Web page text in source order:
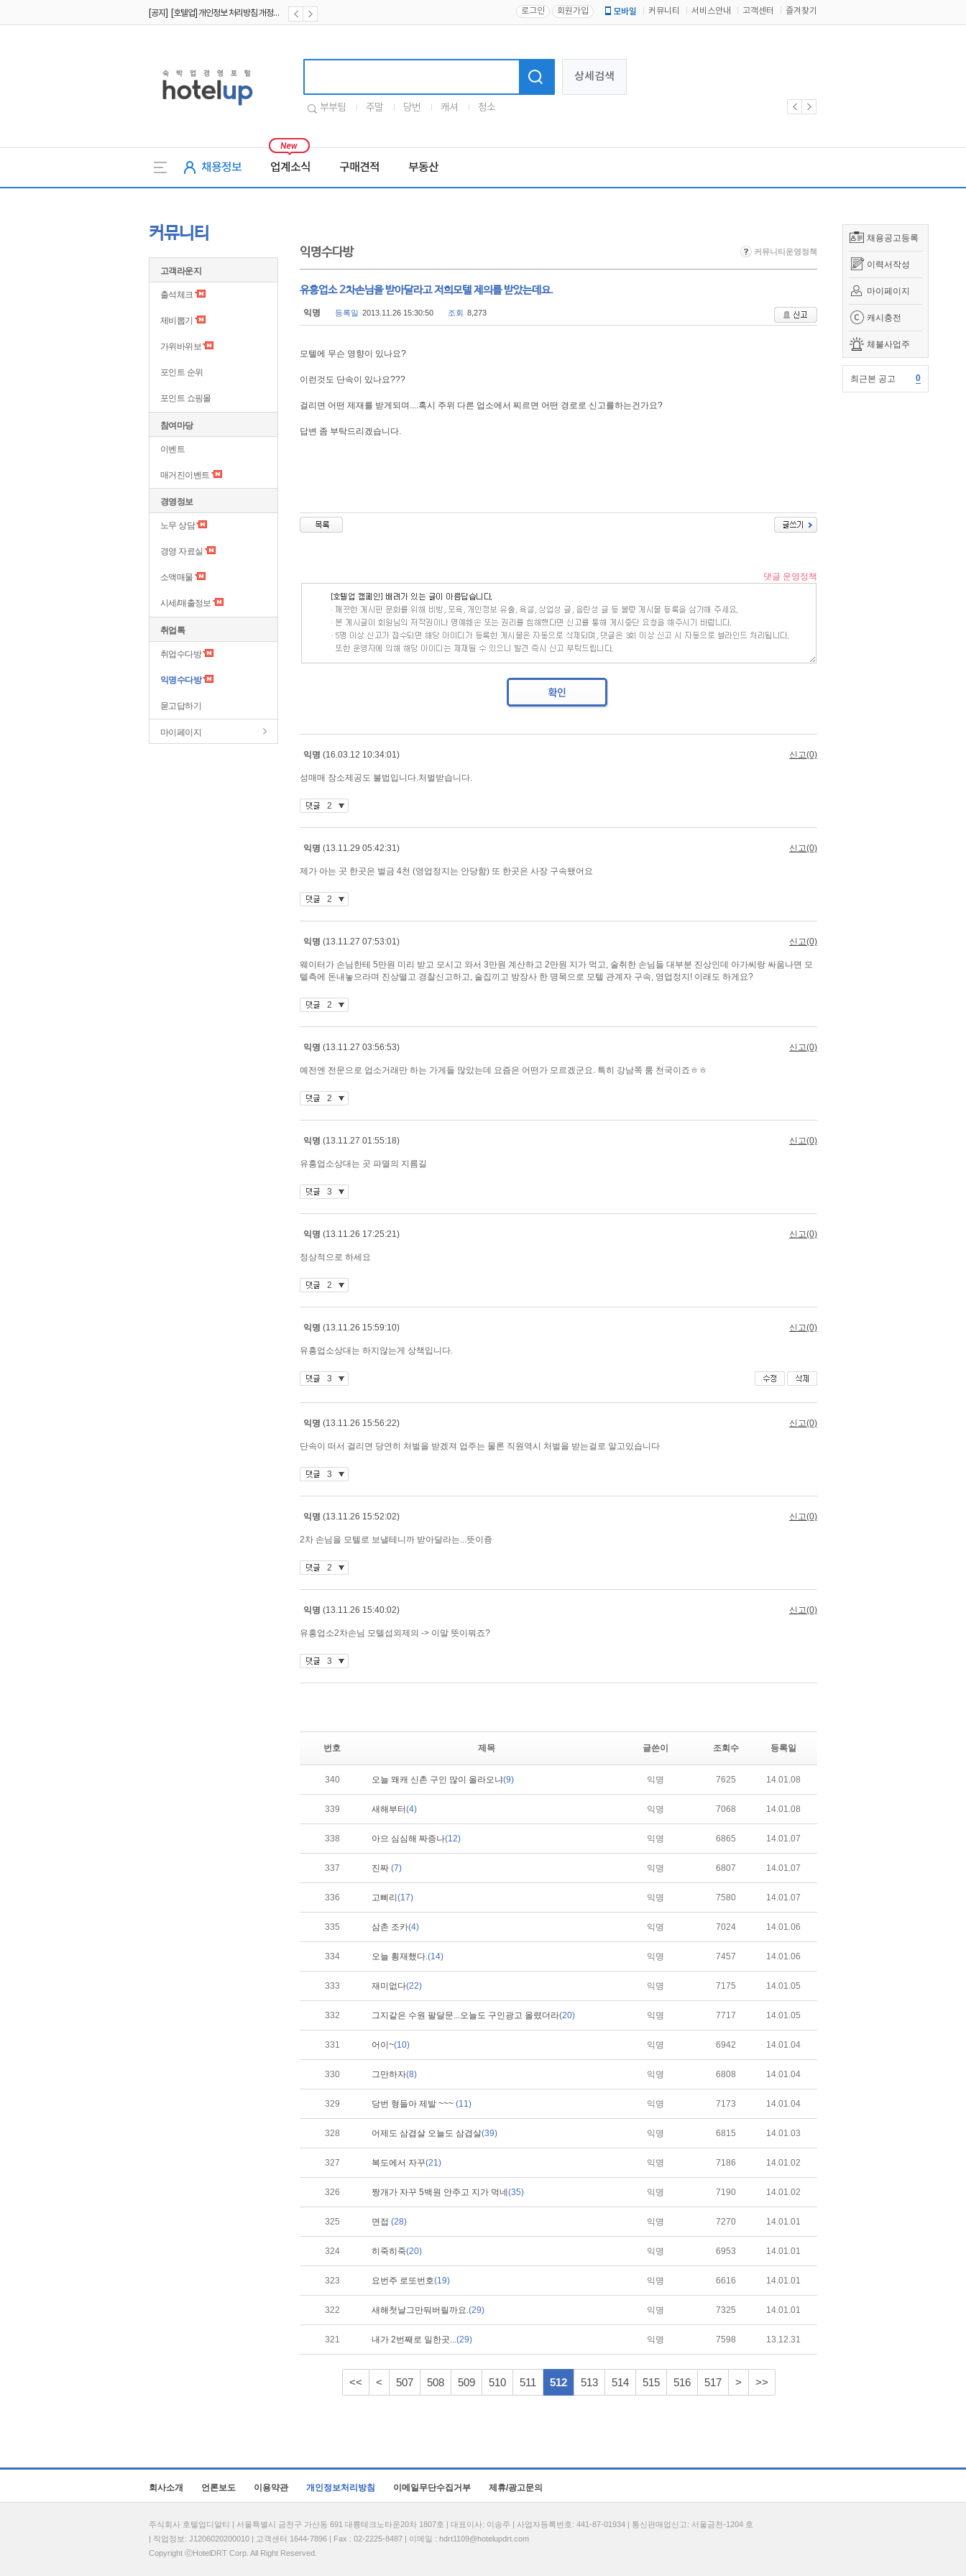
로그인 회원가입 모바일 커뮤니티 서비스안내 고객센터 즐겨찾기
상세검색
부부팀 주말 당번 캐셔 청소
채용정보 업계소식 구매견적 부동산
채용공고등록
이력서작성
마이페이지
캐시충전
체불사업주
최근본 공고 0
커뮤니티
고객라운지
출석체크
제비뽑기
가위바위보
포인트 순위
포인트 쇼핑몰
참여마당
이벤트
매거진이벤트
경영정보
노무 상담
경영 자료실
소액매물
시세/매출정보
취업톡
취업수다방
익명수다방
묻고답하기
마이페이지
익명수다방 커뮤니티운영정책
유흥업소 2차손님을 받아달라고 저희모텔 제의를 받았는데요.
익명 등록일 2013.11.26 15:30:50 조회 8,273
모텔에 무슨 영향이 있나요?
이런것도 단속이 있나요???
걸리면 어떤 제재를 받게되며....혹시 주위 다른 업소에서 찌르면 어떤 경로로 신고를하는건가요?
답변 좀 부탁드리겠습니다.
번호 제목 글쓴이 조회수 등록일
340 오늘 왜캐 신촌 구인 많이 올라오냐(9) 익명 7625 14.01.08
339 새해부터(4) 익명 7068 14.01.08
338 아으 심심해 짜증나(12) 익명 6865 14.01.07
337 진짜 (7) 익명 6807 14.01.07
336 고삐리 (17) 익명 7580 14.01.07
335 삼촌 조카(4) 익명 7024 14.01.06
334 오늘 횡재했다.(14) 익명 7457 14.01.06
333 재미없다(22) 익명 7175 14.01.05
332 그지같은 수원 팔달문...오늘도 구인광고 올렸더라(20) 익명 7717 14.01.05
331 어이~(10) 익명 6942 14.01.04
330 그만하자(8) 익명 6808 14.01.04
329 당번 형들아 제발 ~~~ (11) 익명 7173 14.01.04
328 어제도 삼겹살 오늘도 삼겹살(39) 익명 6815 14.01.03
327 복도에서 자꾸(21) 익명 7186 14.01.02
326 짱개가 자꾸 5백원 안주고 지가 먹네 (35) 익명 7190 14.01.02
325 면접 (28) 익명 7270 14.01.01
324 히죽히죽(20) 익명 6953 14.01.01
323 요번주 로또번호(19) 익명 6616 14.01.01
322 새해첫날그만둬버릴까요.(29) 익명 7325 14.01.01
321 내가 2번째로 일한곳...(29) 익명 7598 13.12.31
<< < 507 508 509 510 511 512 513 514 515 516 517 > >>
회사소개 언론보도 이용약관 개인정보처리방침 이메일무단수집거부 제휴/광고문의
주식회사 호텔업디알티 | 서울특별시 금천구 가산동 691 대륭테크노타운20차 1807호 | 대표이사: 이송주 | 사업자등록번호: 441-87-01934 | 통신판매업신고: 서울금천-1204 호
| 직업정보: J1206020200010 | 고객센터 1644-7896 | Fax : 02-2225-8487 | 이메일 : hdrt1109@hotelupdrt.com
Copyright ⓒHotelDRT Corp. All Right Reserved.